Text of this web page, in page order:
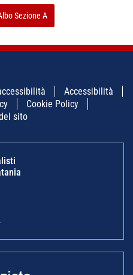
Sezione A
Accessibilità
Cookie Policy
sito